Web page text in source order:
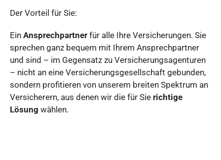
Der Vorteil für Sie:
Ein Ansprechpartner für alle Ihre Versicherungen. Sie
sprechen ganz bequem mit Ihrem Ansprechpartner
und sind – im Gegensatz zu Versicherungsagenturen
– nicht an eine Versicherungsgesellschaft gebunden,
sondern profitieren von unserem breiten Spektrum an
Versicherern, aus denen wir die für Sie richtige
Lösung wählen.